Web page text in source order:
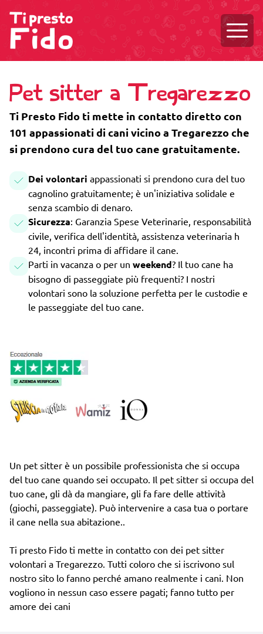
Pet sitter a Tregarezzo
Ti Presto Fido ti mette in contatto diretto con
101 appassionati di cani vicino a Tregarezzo che
si prendono cura del tuo cane gratuitamente.
Dei volontari appassionati si prendono cura del tuo
cagnolino gratuitamente; è un'iniziativa solidale e
senza scambio di denaro.
Sicurezza: Garanzia Spese Veterinarie, responsabilità
civile, verifica dell'identità, assistenza veterinaria h
24, incontri prima di affidare il cane.
Parti in vacanza o per un weekend? Il tuo cane ha
bisogno di passeggiate più frequenti? I nostri
volontari sono la soluzione perfetta per le custodie e
le passeggiate del tuo cane.
Un pet sitter è un possibile professionista che si occupa
del tuo cane quando sei occupato. Il pet sitter si occupa del
tuo cane, gli dà da mangiare, gli fa fare delle attività
(giochi, passeggiate). Può intervenire a casa tua o portare
il cane nella sua abitazione..
Ti presto Fido ti mette in contatto con dei pet sitter
volontari a Tregarezzo. Tutti coloro che si iscrivono sul
nostro sito lo fanno perché amano realmente i cani. Non
vogliono in nessun caso essere pagati; fanno tutto per
amore dei cani